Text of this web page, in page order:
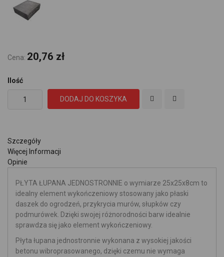
Cena: 20,76 zł
Ilość
DODAJ DO KOSZYKA
Szczegóły
Więcej Informacji
Opinie
PŁYTA ŁUPANA JEDNOSTRONNIE o wymiarze 25x25x8cm to
idealny element wykończeniowy stosowany jako płaski
daszek do ogrodzeń, przykrycia murów, słupków czy
podmurówek. Dzięki swojej różnorodności barw idealnie
sprawdza się jako element wykończeniowy.
Płyta łupana jednostronnie wykonana z wysokiej jakości
betonu wibroprasowanego, dzięki czemu nie wymaga